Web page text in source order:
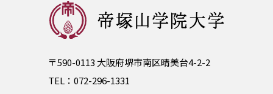
〒590-0113 大阪府堺市南区晴美台4-2-2
TEL： 072-296-1331